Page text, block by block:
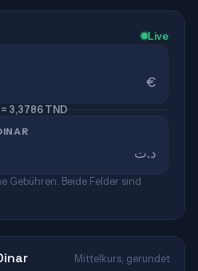
Live
€
= 3,3786 TND
د.ت
Gebühren. Beide Felder sind
Mittelkurs, gerundet